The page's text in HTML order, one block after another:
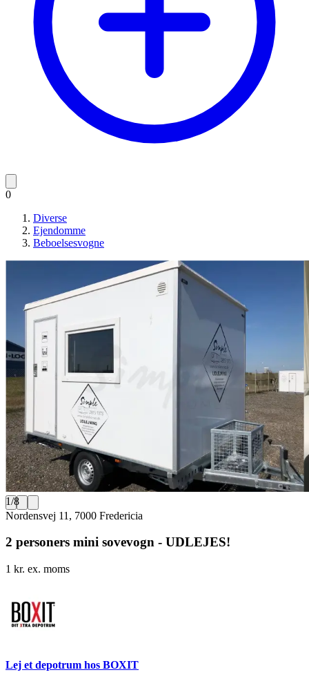
0
Diverse
Ejendomme
Beboelsesvogne
1/8
Nordensvej 11, 7000 Fredericia
2 personers mini sovevogn - UDLEJES!
1 kr. ex. moms
Lej et depotrum hos BOXIT